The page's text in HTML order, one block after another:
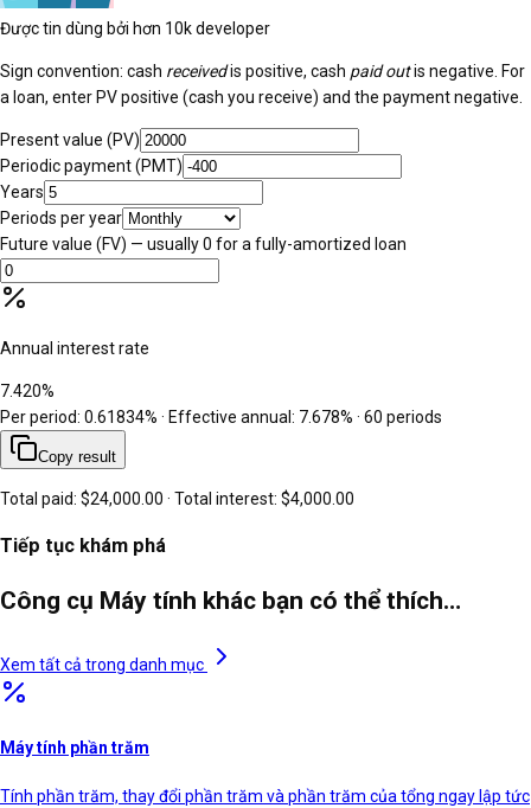
Được tin dùng bởi hơn 10k developer
Sign convention: cash receivedis positive, cash paid outis negative. For
a loan, enter PV positive (cash you receive) and the payment negative.
Present value (PV)
Periodic payment (PMT)
Years
Periods per year
Future value (FV) — usually 0 for a fully-amortized loan
Annual interest rate
7.420%
Per period: 0.61834% · Effective annual: 7.678% · 60 periods
Copy result
Total paid: $24,000.00 · Total interest: $4,000.00
Tiếp tục khám phá
Công cụ Máy tính khác bạn có thể thích…
Xem tất cả trong danh mục
Máy tính phần trăm
Tính phần trăm, thay đổi phần trăm và phần trăm của tổng ngay lập tức